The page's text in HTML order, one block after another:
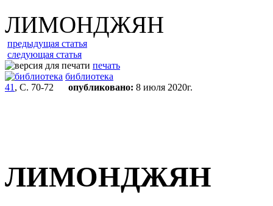
ЛИМОНДЖЯН
предыдущая статья
следующая статья
печать
библиотека
41 , С. 70-72 опубликовано: 8 июля 2020г.
ЛИМОНДЖЯН